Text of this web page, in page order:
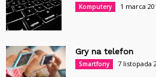
Komputery 1 marca
Gry na telefon
Smartfony 7 listopada